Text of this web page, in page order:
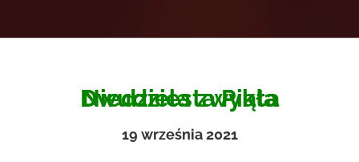
Dwudziesta Piąta Niedziela zwykła
19 września 2021